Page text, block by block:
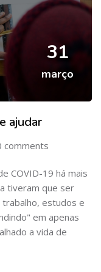
31
março
ajudar
comments
COVID-19 há mais
tiveram que ser
estudos e
em apenas
a vida de